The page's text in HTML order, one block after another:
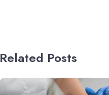
Related Posts